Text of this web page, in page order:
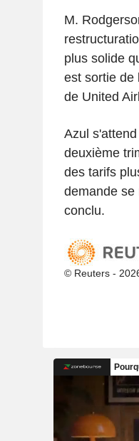
M.
plus solide
est sortie de
de United
Azul
deuxième
des tarifs
demande se
conclu.
© Reuters -